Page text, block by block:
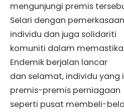
mengunjungi premis
Selari dengan
individu dan juga solidariti
komuniti dalam
Endemik berjalan lancar
dan selamat, individu yang
premis-premis perniagaan
seperti pusat membeli-